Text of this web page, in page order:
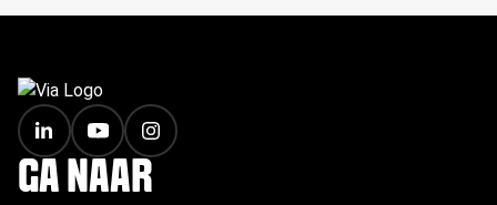
FOOTER
GA NAAR